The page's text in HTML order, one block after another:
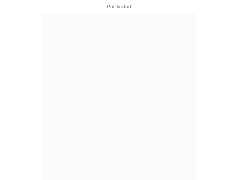
- Publicidad -